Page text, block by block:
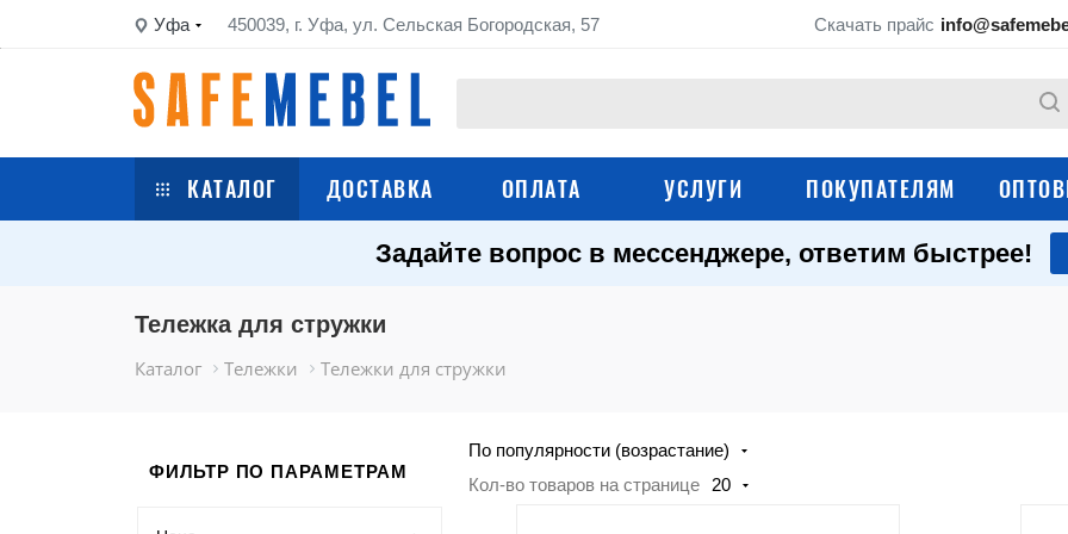
Уфа 450039, г. Уфа, ул. Сельская Богородская, 57 Скачать прайс
КАТАЛОГ
Шкафы металлические
Стеллажи металлические
Тележки платформенные
Тележки
ДОСТАВКА ОПЛАТА УСЛУГИ ПОКУПАТЕЛЯМ
Задайте вопрос в мессенджере, ответим быстрее!
Тележка для стружки
Каталог Тележки Тележки для стружки
ФИЛЬТР ПО ПАРАМЕТРАМ
По популярности (возрастание)
Кол-во товаров на странице 20